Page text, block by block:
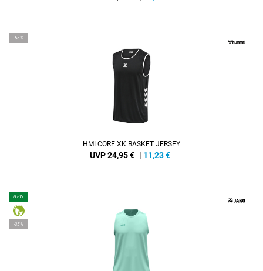
-55%
HMLCORE XK BASKET JERSEY
UVP 24,95 € | 11,23€
NEW
-35%